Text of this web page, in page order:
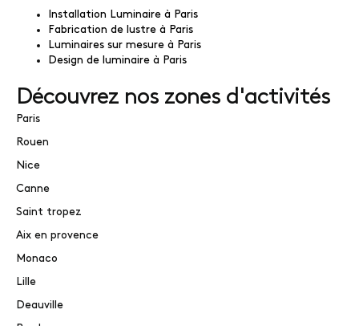
Installation Luminaire à Paris
Fabrication de lustre à Paris
Luminaires sur mesure à Paris
Design de luminaire à Paris
Découvrez nos zones d'activités
Paris
Rouen
Nice
Canne
Saint tropez
Aix en provence
Monaco
Lille
Deauville